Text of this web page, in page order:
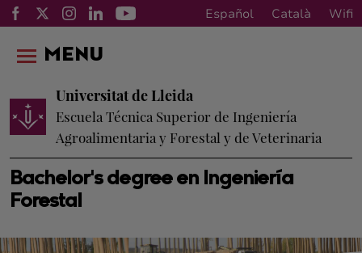
Español Català Wifi
Bachelor's degree en Ingeniería
Forestal
Universitat de Lleida
Escuela Técnica Superior de Ingeniería
Agroalimentaria y Forestal y de Veterinaria
MENU